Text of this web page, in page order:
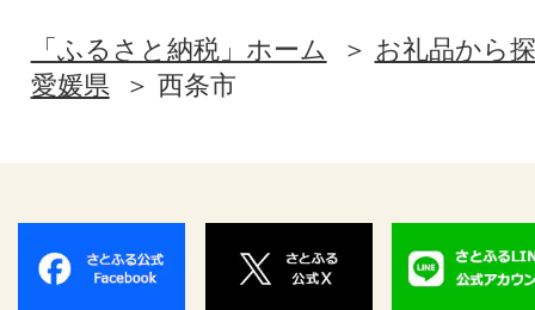
「ふるさと納税」ホーム
お礼品から
愛媛県
西条市